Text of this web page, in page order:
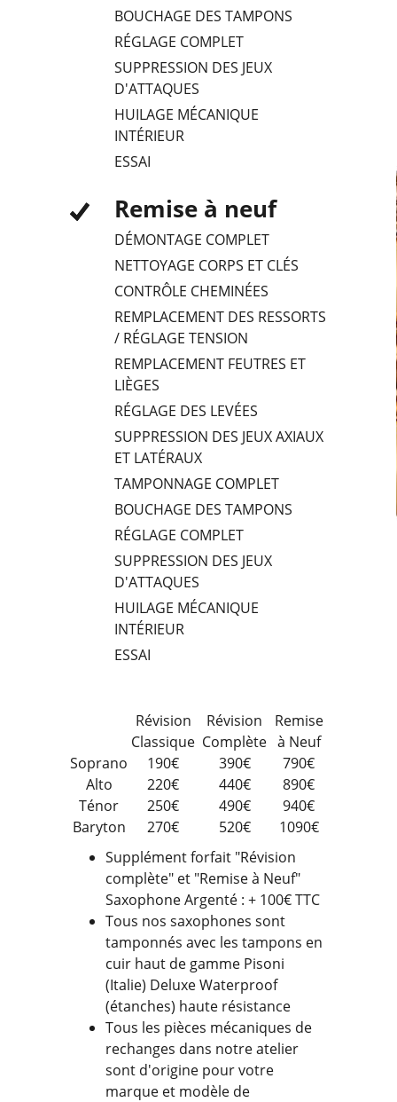
BOUCHAGE DES TAMPONS
RÉGLAGE COMPLET
SUPPRESSION DES JEUX
D'ATTAQUES
HUILAGE MÉCANIQUE
INTÉRIEUR
ESSAI
Remise à neuf
DÉMONTAGE COMPLET
NETTOYAGE CORPS ET CLÉS
CONTRÔLE CHEMINÉES
REMPLACEMENT DES RESSORTS
/ RÉGLAGE TENSION
REMPLACEMENT FEUTRES ET
LIÈGES
RÉGLAGE DES LEVÉES
SUPPRESSION DES JEUX AXIAUX
ET LATÉRAUX
TAMPONNAGE COMPLET
BOUCHAGE DES TAMPONS
RÉGLAGE COMPLET
SUPPRESSION DES JEUX
D'ATTAQUES
HUILAGE MÉCANIQUE
INTÉRIEUR
ESSAI
Révision
Classique
Révision
Complète
Remise
à Neuf
Soprano
190€ 390€
790€
Alto
220€ 440€
890€
Ténor
250€ 490€
940€
Baryton
270€ 520€
1090€
Supplément forfait "Révision
complète" et "Remise à Neuf"
Saxophone Argenté : + 100€ TTC
Tous nos saxophones sont
tamponnés avec les tampons en
cuir haut de gamme Pisoni
(Italie) Deluxe Waterproof
(étanches) haute résistance
Tous les pièces mécaniques de
rechanges dans notre atelier
sont d'origine pour votre
marque et modèle de